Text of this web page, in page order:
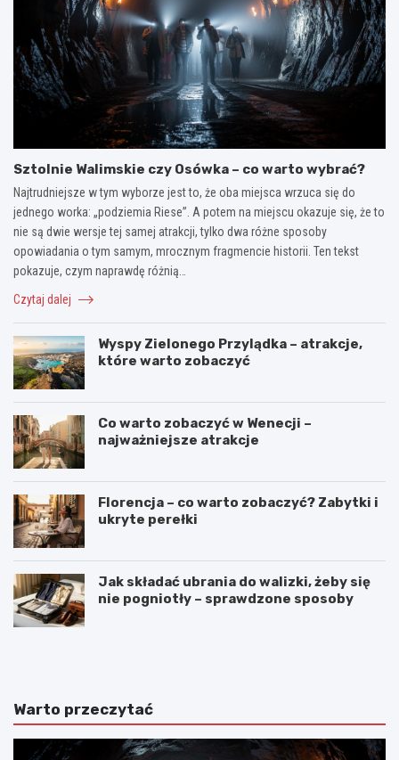
Sztolnie Walimskie czy Osówka – co warto wybrać?
Najtrudniejsze w tym wyborze jest to, że oba miejsca wrzuca się do
jednego worka: „podziemia Riese”. A potem na miejscu okazuje się, że to
nie są dwie wersje tej samej atrakcji, tylko dwa różne sposoby
opowiadania o tym samym, mrocznym fragmencie historii. Ten tekst
pokazuje, czym naprawdę różnią…
Czytaj dalej
Wyspy Zielonego Przylądka – atrakcje,
które warto zobaczyć
Co warto zobaczyć w Wenecji –
najważniejsze atrakcje
Florencja – co warto zobaczyć? Zabytki i
ukryte perełki
Jak składać ubrania do walizki, żeby się
nie pogniotły – sprawdzone sposoby
N
ę
k
n
C
t
o
z
Warto przeczytać